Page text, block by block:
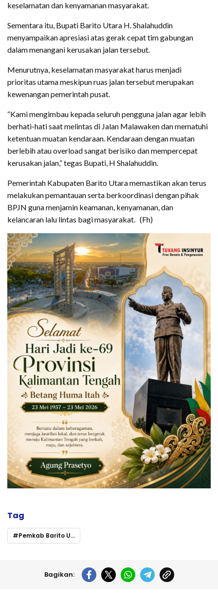
keselamatan dan kenyamanan masyarakat.
Sementara itu, Bupati Barito Utara H. Shalahuddin
menyampaikan apresiasi atas gerak cepat tim gabungan
dalam menangani kerusakan jalan tersebut.
Menurutnya, keselamatan masyarakat harus menjadi
prioritas utama meskipun ruas jalan tersebut merupakan
kewenangan pemerintah pusat.
“Kami mengimbau kepada seluruh pengguna jalan agar lebih
berhati-hati saat melintas di Jalan Malawaken dan mematuhi
ketentuan muatan kendaraan. Kendaraan dengan muatan
berlebih atau overload sangat berisiko dan mempercepat
kerusakan jalan,” tegas Bupati, H Shalahuddin.
Pemerintah Kabupaten Barito Utara memastikan akan terus
melakukan pemantauan serta berkoordinasi dengan pihak
BPJN guna menjamin keamanan, kenyamanan, dan
kelancaran lalu lintas bagi masyarakat. (Fh)
Tag
Pemkab Barito Utara
Bagikan: